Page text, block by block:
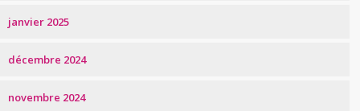
janvier 2025
décembre 2024
novembre 2024